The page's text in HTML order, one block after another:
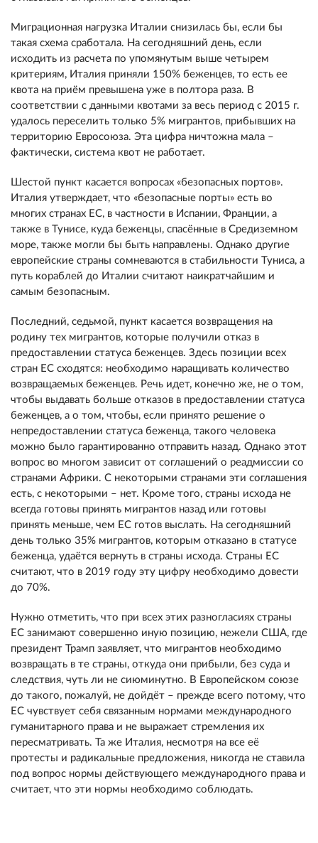
Миграционная нагрузка Италии снизилась бы, если бы
такая схема сработала. На сегодняшний день, если
исходить из расчета по упомянутым выше четырем
критериям, Италия приняли 150% беженцев, то есть ее
квота на приём превышена уже в полтора раза. В
соответствии с данными квотами за весь период с 2015 г.
удалось переселить только 5% мигрантов, прибывших на
территорию Евросоюза. Эта цифра ничтожна мала –
фактически, система квот не работает.
Шестой пункт касается вопросах «безопасных портов».
Италия утверждает, что «безопасные порты» есть во
многих странах ЕС, в частности в Испании, Франции, а
также в Тунисе, куда беженцы, спасённые в Средиземном
море, также могли бы быть направлены. Однако другие
европейские страны сомневаются в стабильности Туниса, а
путь кораблей до Италии считают наикратчайшим и
самым безопасным.
Последний, седьмой, пункт касается возвращения на
родину тех мигрантов, которые получили отказ в
предоставлении статуса беженцев. Здесь позиции всех
стран ЕС сходятся: необходимо наращивать количество
возвращаемых беженцев. Речь идет, конечно же, не о том,
чтобы выдавать больше отказов в предоставлении статуса
беженцев, а о том, чтобы, если принято решение о
непредоставлении статуса беженца, такого человека
можно было гарантированно отправить назад. Однако этот
вопрос во многом зависит от соглашений о реадмиссии со
странами Африки. С некоторыми странами эти соглашения
есть, с некоторыми – нет. Кроме того, страны исхода не
всегда готовы принять мигрантов назад или готовы
принять меньше, чем ЕС готов выслать. На сегодняшний
день только 35% мигрантов, которым отказано в статусе
беженца, удаётся вернуть в страны исхода. Страны ЕС
считают, что в 2019 году эту цифру необходимо довести
до 70%.
Нужно отметить, что при всех этих разногласиях страны
ЕС занимают совершенно иную позицию, нежели США, где
президент Трамп заявляет, что мигрантов необходимо
возвращать в те страны, откуда они прибыли, без суда и
следствия, чуть ли не сиюминутно. В Европейском союзе
до такого, пожалуй, не дойдёт – прежде всего потому, что
ЕС чувствует себя связанным нормами международного
гуманитарного права и не выражает стремления их
пересматривать. Та же Италия, несмотря на все её
протесты и радикальные предложения, никогда не ставила
под вопрос нормы действующего международного права и
считает, что эти нормы необходимо соблюдать.